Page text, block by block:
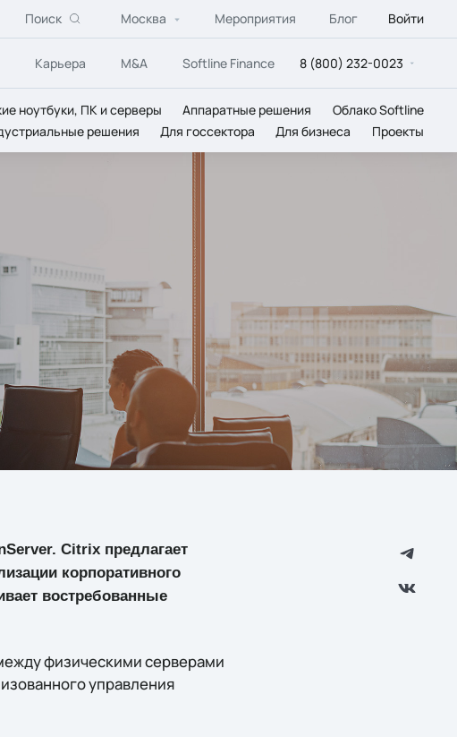
Поиск Москва Мероприятия Блог Войти
Карьера M&A Softline Finance 8 (800) 232-0023
ноутбуки, ПК и серверы Аппаратные решения
Облако Softline
решения Для госсектора Для бизнеса Проекты
Citrix предлагает
корпоративного
востребованные
физическими серверами
управления